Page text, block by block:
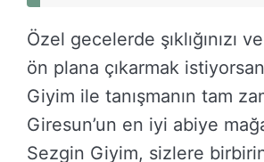
Özel gecelerde şıklığınızı
ön plana çıkarmak
Giyim ile tanışmanın tam
Giresun’un en iyi abiye
Sezgin Giyim, sizlere